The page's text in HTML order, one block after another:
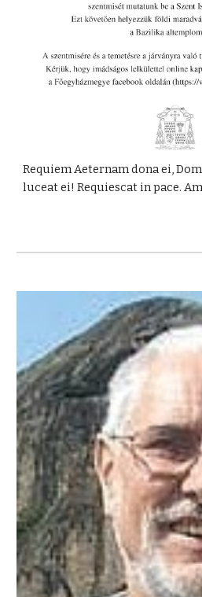
Requiem Aeternam dona ei,
luceat ei! Requiescat in pace.